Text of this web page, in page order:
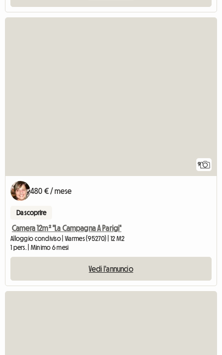
9
480 € / mese
Da scoprire
Camera 12m² "La Campagna A Parigi"
Alloggio condiviso | Viarmes (95270) | 12 M2
1 pers. | Minimo 6 mesi
Vedi l'annuncio